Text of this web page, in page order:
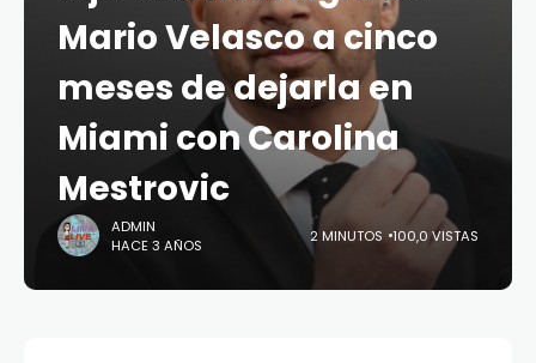
Mario Velasco a cinco
meses de dejarla en
Miami con Carolina
Mestrovic
ADMIN
HACE 3 AÑOS
2 MINUTOS 100,0 VISTAS